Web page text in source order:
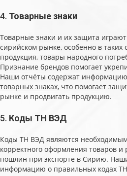
4. Товарные знаки
Товарные знаки и их защита
сирийском рынке, особенно в таких
продукция, товары народного
Признание брендов помогает
Наши отчёты содержат
товарных знаках, что помогает
рынке и продвигать продукцию.
5. Коды ТН ВЭД
Коды ТН ВЭД являются
корректного оформления товаров
пошлин при экспорте в Сирию.
информацию о правильных кодах